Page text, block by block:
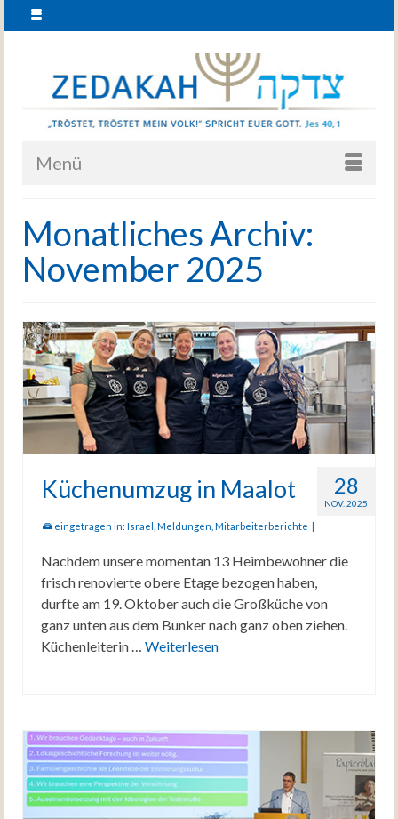
Menü
Monatliches Archiv:
November 2025
28
NOV. 2025
Küchenumzug in Maalot
eingetragen in: Israel Meldungen Mitarbeiterberichte
Nachdem unsere momentan 13 Heimbewohner die
frisch renovierte obere Etage bezogen haben,
durfte am 19. Oktober auch die Großküche von
ganz unten aus dem Bunker nach ganz oben ziehen.
Küchenleiterin … Weiterlesen